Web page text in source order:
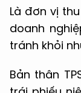
Là đơn vị
doanh
tránh khỏi
Bản thân